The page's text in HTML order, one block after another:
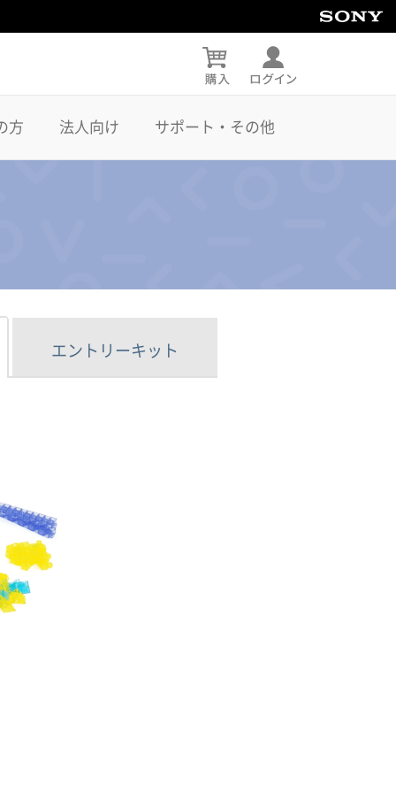
方 法人向け サポート・その他
エントリーキット